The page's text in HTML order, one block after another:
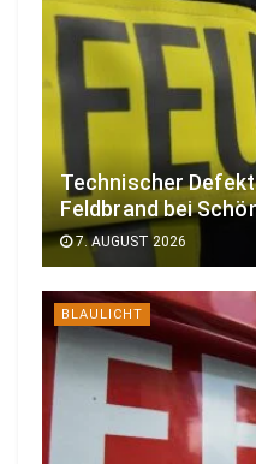
Technischer
Feldbrand bei
7. AUGUST 2026
BLAULICHT